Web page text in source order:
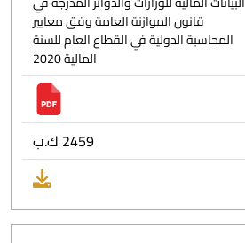
قانون الموازنة العامة وفق معايير
المحاسبة الدولية في القطاع العام للسنة
المالية 2020
2459 ك.ب